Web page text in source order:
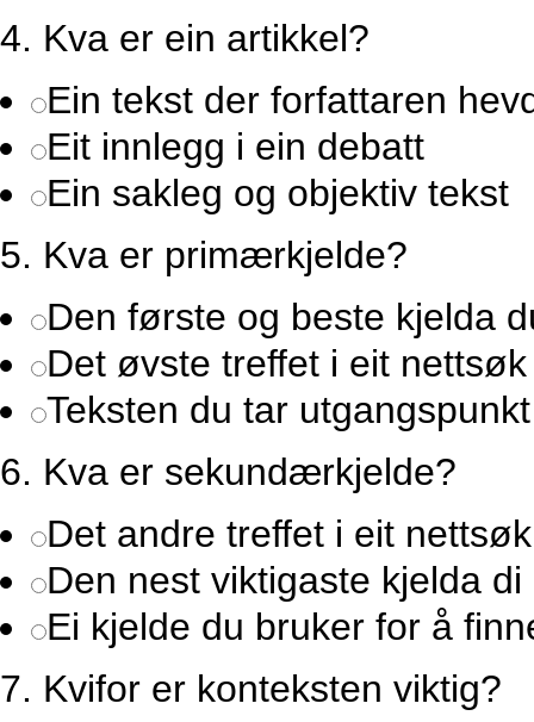
4. Kva er ein artikkel?
Ein tekst der forfattaren
Eit innlegg i ein debatt
Ein sakleg og objektiv tekst
5. Kva er primærkjelde?
Den første og beste kjelda
Det øvste treffet i eit nettsøk
Teksten du tar
6. Kva er sekundærkjelde?
Det andre treffet i eit nettsøk
Den nest viktigaste kjelda di
Ei kjelde du bruker for å
7. Kvifor er konteksten viktig?